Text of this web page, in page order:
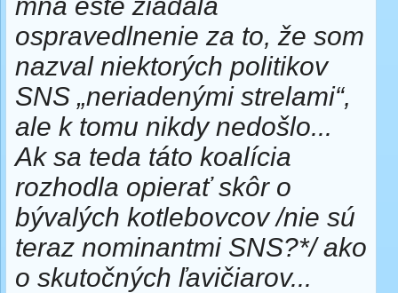
ospravedlnenie za to, že som
nazval niektorých politikov
SNS „neriadenými strelami“,
ale k tomu nikdy nedošlo...
Ak sa teda táto koalícia
rozhodla opierať skôr o
bývalých kotlebovcov/nie sú
teraz nominantmi SNS?*/ako
o skutočných ľavičiarov...